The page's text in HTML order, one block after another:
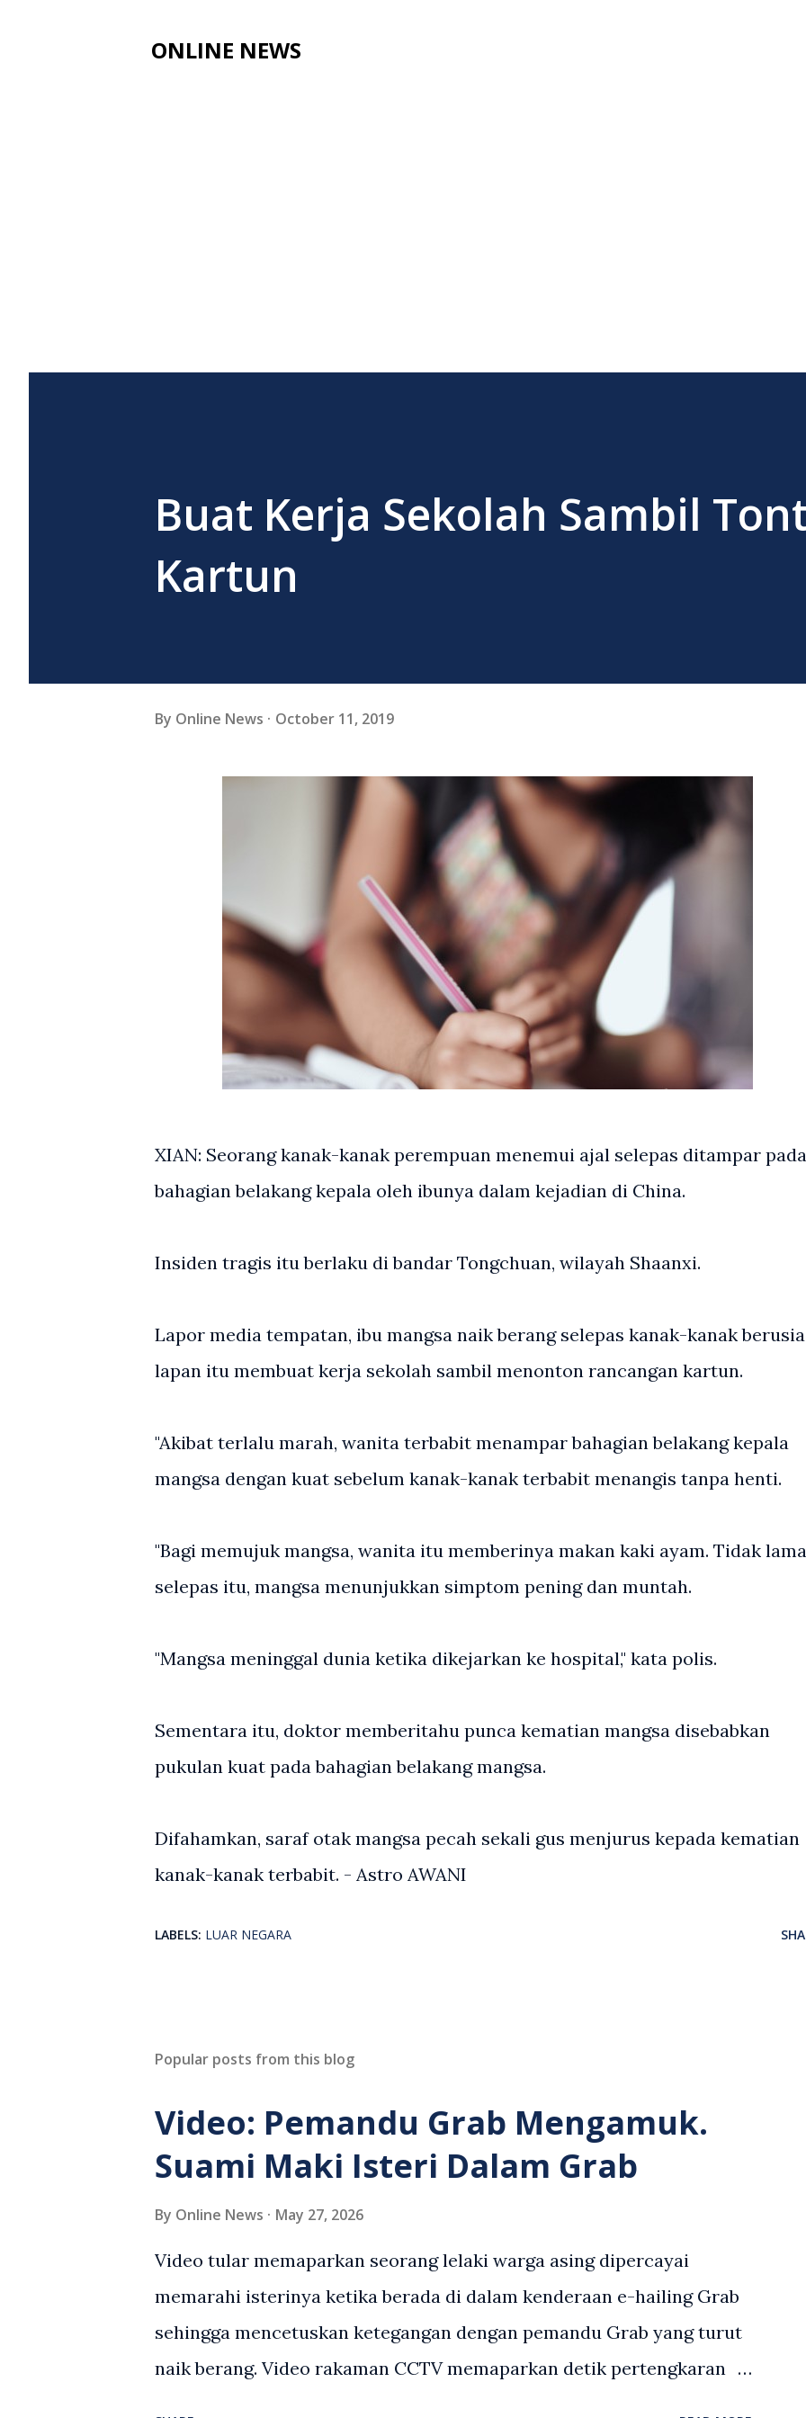
ONLINE NEWS
Buat Kerja Sekolah Sambil
Kartun
By Online News October 11, 2019
XIAN: Seorang kanak-kanak perempuan menemui ajal selepas ditampar pada
bahagian belakang kepala oleh ibunya dalam kejadian di China.
Insiden tragis itu berlaku di bandar Tongchuan, wilayah Shaanxi.
Lapor media tempatan, ibu mangsa naik berang selepas kanak-kanak berusia
lapan itu membuat kerja sekolah sambil menonton rancangan kartun.
"Akibat terlalu marah, wanita terbabit menampar bahagian belakang kepala
mangsa dengan kuat sebelum kanak-kanak terbabit menangis tanpa henti.
"Bagi memujuk mangsa, wanita itu memberinya makan kaki ayam. Tidak lama
selepas itu, mangsa menunjukkan simptom pening dan muntah.
"Mangsa meninggal dunia ketika dikejarkan ke hospital," kata polis.
Sementara itu, doktor memberitahu punca kematian mangsa disebabkan
pukulan kuat pada bahagian belakang mangsa.
Difahamkan, saraf otak mangsa pecah sekali gus menjurus kepada kematian
kanak-kanak terbabit. - Astro AWANI
LABELS: LUAR NEGARA
Popular posts from this blog
Video: Pemandu Grab Mengamuk.
Suami Maki Isteri Dalam Grab
By Online News May 27, 2026
Video tular memaparkan seorang lelaki warga asing dipercayai
memarahi isterinya ketika berada di dalam kenderaan e-hailing Grab
sehingga mencetuskan ketegangan dengan pemandu Grab yang turut
naik berang. Video rakaman CCTV memaparkan detik pertengkaran